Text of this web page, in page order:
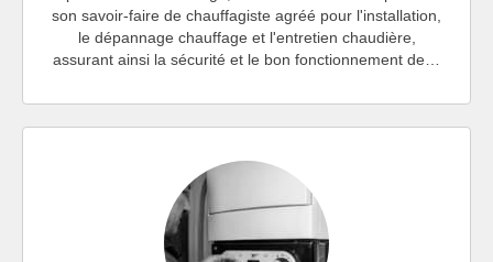
son savoir-faire de chauffagiste agréé pour l'installation,
le dépannage chauffage et l'entretien chaudière,
assurant ainsi la sécurité et le bon fonctionnement de…